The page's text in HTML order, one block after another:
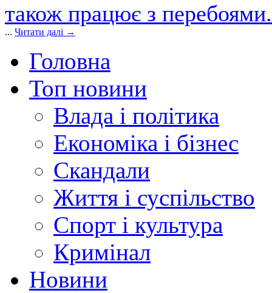
також працює з
... Читати далі →
Головна
Топ новини
Влада і політика
Економіка і бізнес
Скандали
Життя і суспільство
Спорт і культура
Кримінал
Новини